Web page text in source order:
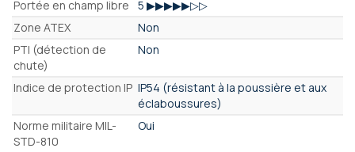
Portée en champ libre
5 ▶▶▶▶▶▷▷
Zone ATEX
Non
PTI (détection de
chute)
Non
Indice de protection IP IP54 (résistant à la poussière et aux
éclaboussures)
Norme militaire MIL-
STD-810
Oui